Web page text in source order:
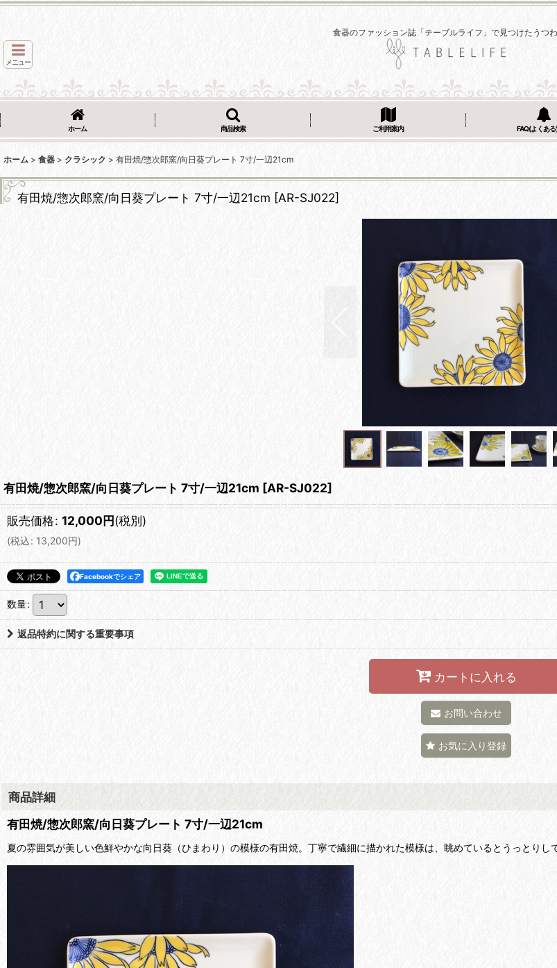
食器のファッション誌「テーブルライフ」で見つけたうつ
メニュー
ホーム 商品検索 ご利用案内 FAQ(よくあ
ホーム > 食器 > クラシック > 有田焼/惣次郎窯/向日葵プレート 7寸/一辺21cm
有田焼/惣次郎窯/向日葵プレート 7寸/一辺21cm [AR-SJ022]
有田焼/惣次郎窯/向日葵プレート 7寸/一辺21cm [AR-SJ022]
販売価格: 12,000円(税別)
(税込: 13,200円)
Facebookでシェア
数量:
返品特約に関する重要事項
カートに入れる
お問い合わせ
お気に入り登録
商品詳細
有田焼/惣次郎窯/向日葵プレート 7寸/一辺21cm
夏の雰囲気が美しい色鮮やかな向日葵（ひまわり）の模様の有田焼。丁寧で繊細に描かれた模様は、眺めているとうっとり